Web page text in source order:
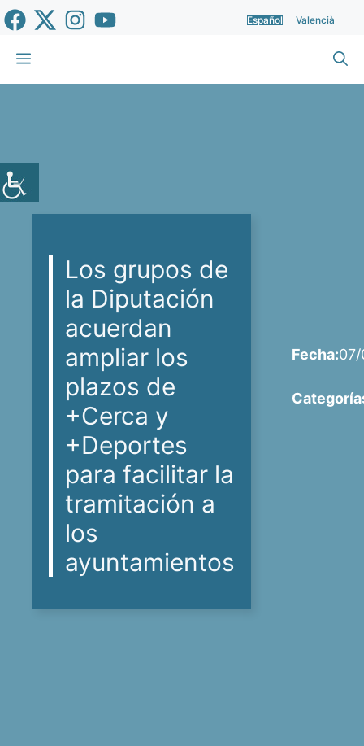
Saltar
al
contenido
Español Valencià
Menú
Los grupos de
la Diputación
acuerdan
ampliar los
plazos de
+Cerca y
+Deportes
para facilitar la
tramitación a
los
ayuntamientos
Fecha: